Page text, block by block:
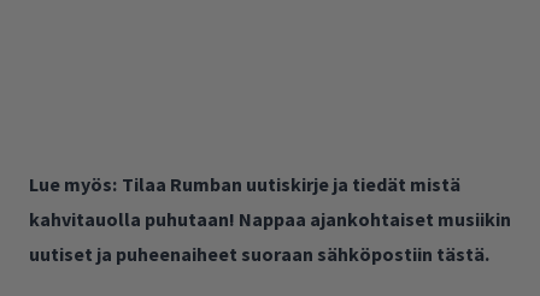
Lue myös: Tilaa Rumban uutiskirje ja tiedät mistä
kahvitauolla puhutaan! Nappaa ajankohtaiset musiikin
uutiset ja puheenaiheet suoraan sähköpostiin tästä.